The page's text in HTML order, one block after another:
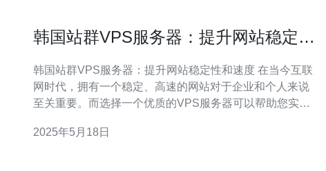
韩国站群VPS服务器：提升网站稳定性
韩国站群VPS服务器：提升网站稳定性和速度 在当今互联
网时代，拥有一个稳定、高速的网站对于企业和个人来说
至关重要。而选择一个优质的VPS服务器可以帮助您实现
升网站稳定性和速度。 站群VPS服务器是一种虚拟专用服
2025年5月18日